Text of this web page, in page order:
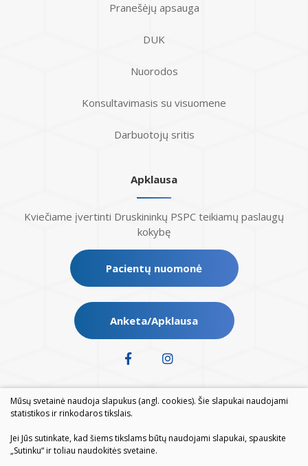
Pranešėjų apsauga
DUK
Nuorodos
Konsultavimasis su visuomene
Darbuotojų sritis
Apklausa
Kviečiame įvertinti Druskininkų PSPC teikiamų paslaugų
kokybę
Pacientų nuomonė
Anketa/Apklausa
Mūsų svetainė naudoja slapukus (angl. cookies). Šie slapukai naudojami
statistikos ir rinkodaros tikslais.
Jei Jūs sutinkate, kad šiems tikslams būtų naudojami slapukai, spauskite
„Sutinku“ ir toliau naudokitės svetaine.